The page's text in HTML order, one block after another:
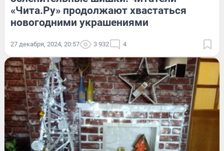
«Чита.Ру» продолжают хвастаться
новогодними украшениями
27 декабря, 2024, 20:57 3 932 4